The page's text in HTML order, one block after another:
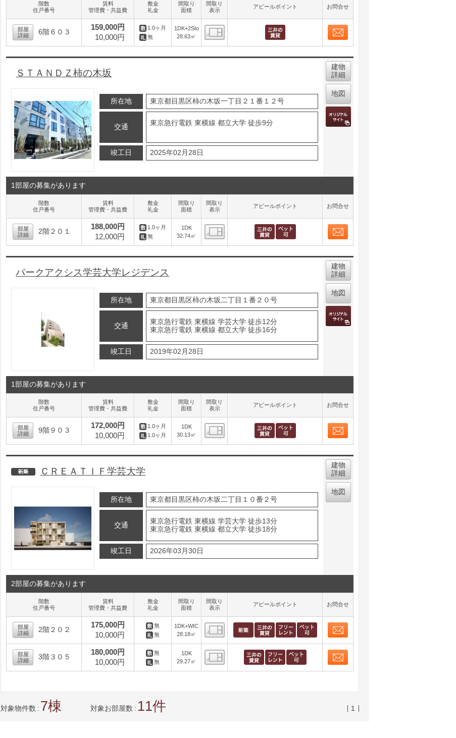
階数
住戸番号
賃料
管理費・共益費
敷金
礼金
間取り
面積
間取り
表示
アピールポイント お問合せ
部屋
詳細
6階６０３
159,000円
10,000円
1.0ヶ月
無
1DK+2Sto
28.63㎡
間取り表示
ＳＴＡＮＤＺ柿の木坂
所在地 東京都目黒区柿の木坂一丁目２１番１２号
交通
東京急行電鉄 東横線 都立大学 徒歩9分
竣工日 2025年02月28日
建物
詳細
地図
1部屋の募集があります
階数
住戸番号
賃料
管理費・共益費
敷金
礼金
間取り
面積
間取り
表示
アピールポイント お問合せ
部屋
詳細
2階２０１
188,000円
12,000円
1.0ヶ月
無
1DK
32.74㎡
間取り表示
パークアクシス学芸大学レジデンス
所在地 東京都目黒区柿の木坂二丁目１番２０号
交通
東京急行電鉄 東横線 学芸大学 徒歩12分
東京急行電鉄 東横線 都立大学 徒歩16分
竣工日 2019年02月28日
建物
詳細
地図
1部屋の募集があります
階数
住戸番号
賃料
管理費・共益費
敷金
礼金
間取り
面積
間取り
表示
アピールポイント お問合せ
部屋
詳細
9階９０３
172,000円
10,000円
1.0ヶ月
1.0ヶ月
1DK
30.13㎡
間取り表示
新築
ＣＲＥＡＴＩＦ学芸大学
所在地 東京都目黒区柿の木坂二丁目１０番２号
交通
東京急行電鉄 東横線 学芸大学 徒歩13分
東京急行電鉄 東横線 都立大学 徒歩18分
竣工日 2026年03月30日
建物
詳細
地図
2部屋の募集があります
階数
住戸番号
賃料
管理費・共益費
敷金
礼金
間取り
面積
間取り
表示
アピールポイント お問合せ
部屋
詳細
2階２０２
175,000円
10,000円
無
無
1DK+WIC
28.18㎡
間取り表示
部屋
詳細
3階３０５
180,000円
10,000円
無
無
1DK
29.27㎡
間取り表示
対象物件数 7 対象お部屋数 11 1